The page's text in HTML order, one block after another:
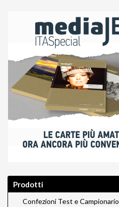
Prodotti
Confezioni Test e Campionario